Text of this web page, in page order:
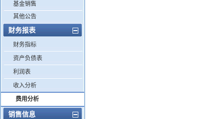
基金销售
其他公告
财务报表
财务指标
资产负债表
利润表
收入分析
费用分析
销售信息